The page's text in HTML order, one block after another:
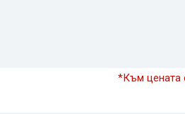
*Към цената